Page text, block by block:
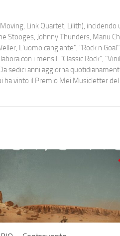
Link Quartet, Lilith), incidendo
Stooges, Johnny Thunders, Manu
L’uomo cangiante", "Rock n Goal",
con i mensili “Classic Rock”,
sedici anni aggiorna
ha vinto il Premio Mei Musicletter del